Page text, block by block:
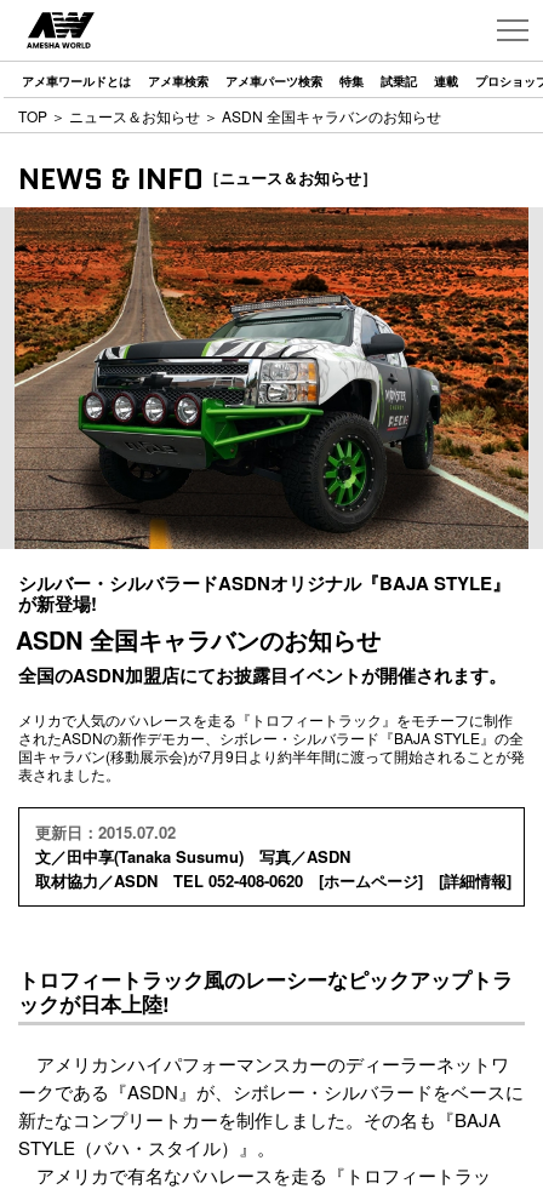
アメ車ワールドとは アメ車検索 アメ車パーツ検索 特集 試乗記 連載 プロショッ
TOP ＞ ニュース＆お知らせ ＞ ASDN 全国キャラバンのお知らせ
NEWS & INFO ［ニュース＆お知らせ］
シルバー・シルバラードASDNオリジナル『BAJA STYLE』
が新登場!
ASDN 全国キャラバンのお知らせ
全国のASDN加盟店にてお披露目イベントが開催されます。
メリカで人気のバハレースを走る『トロフィートラック』をモチーフに制作
されたASDNの新作デモカー、シボレー・シルバラード『BAJA STYLE』の全
国キャラバン(移動展示会)が7月9日より約半年間に渡って開始されることが発
表されました。
更新日：2015.07.02
文／田中享(Tanaka Susumu) 写真／ASDN
取材協力／ASDN TEL 052-408-0620 [ホームページ] [詳細情報]
トロフィートラック風のレーシーなピックアップトラ
ックが日本上陸!
アメリカンハイパフォーマンスカーのディーラーネットワ
ークである『ASDN』が、シボレー・シルバラードをベースに
新たなコンプリートカーを制作しました。その名も『BAJA
STYLE（バハ・スタイル）』。
アメリカで有名なバハレースを走る『トロフィートラッ